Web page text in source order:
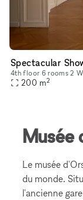
Spectacular
4th floor 6 rooms 2
200 m2
Musée
Le musée
du monde.
l'ancienne